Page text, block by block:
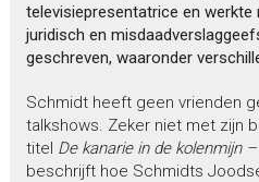
televisiepresentatrice en werkte
juridisch en
geschreven, waaronder
Schmidt heeft geen vrienden
talkshows. Zeker niet met zijn
titel De kanarie in de kolenmijn
beschrijft hoe Schmidts